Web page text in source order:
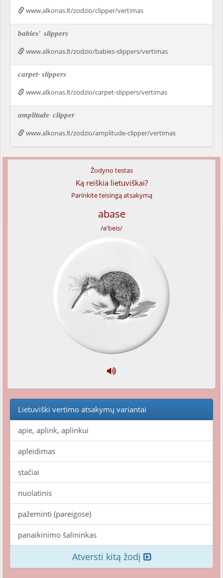
www.alkonas.lt/zodzio/clipper/vertimas
babies' slippers
www.alkonas.lt/zodzio/babies-slippers/vertimas
carpet-slippers
www.alkonas.lt/zodzio/carpet-slippers/vertimas
amplitude clipper
www.alkonas.lt/zodzio/amplitude-clipper/vertimas
Žodyno testas
Ką reiškia lietuviškai?
Parinkite teisingą atsakymą
abase
/ə'beis/
Lietuviški vertimo atsakymų variantai
apie, aplink, aplinkui
apleidimas
stačiai
nuolatinis
pažeminti (pareigose)
panaikinimo šalininkas
Atversti kitą žodį